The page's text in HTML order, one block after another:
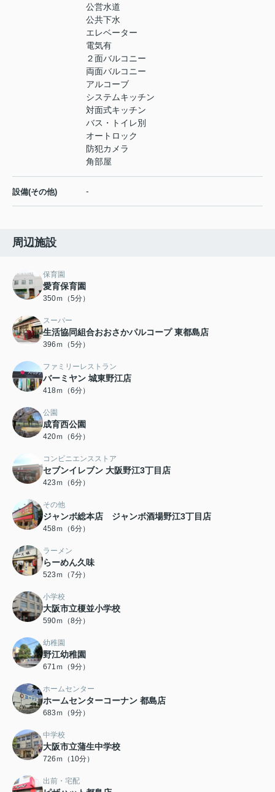
公営水道
公共下水
エレベーター
電気有
２面バルコニー
両面バルコニー
アルコーブ
システムキッチン
対面式キッチン
バス・トイレ別
オートロック
防犯カメラ
角部屋
設備(その他) -
周辺施設
保育園
愛育保育園
350ｍ（5分）
スーパー
生活協同組合おおさかパルコープ 東都島店
396ｍ（5分）
ファミリーレストラン
バーミヤン 城東野江店
418ｍ（6分）
公園
成育西公園
420ｍ（6分）
コンビニエンスストア
セブンイレブン 大阪野江3丁目店
423ｍ（6分）
その他
ジャンボ総本店 ジャンボ酒場野江3丁目店
458ｍ（6分）
ラーメン
らーめん久味
523ｍ（7分）
小学校
大阪市立榎並小学校
590ｍ（8分）
幼稚園
野江幼稚園
671ｍ（9分）
ホームセンター
ホームセンターコーナン 都島店
683ｍ（9分）
中学校
大阪市立蒲生中学校
726ｍ（10分）
出前・宅配